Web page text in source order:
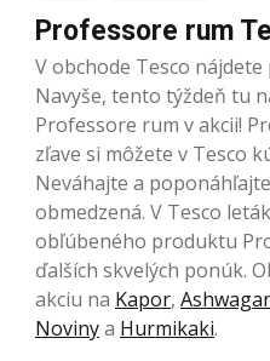
Professore rum
V obchode Tesco
Navyše, tento týždeň tu
Professore rum v akcii!
zľave si môžete v Tesco
Neváhajte a
obmedzená. V Tesco
obľúbeného produktu
ďalších skvelých ponúk.
akciu na Kapor,
Novinya Hurmikaki.